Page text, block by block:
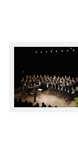
Les musiciens